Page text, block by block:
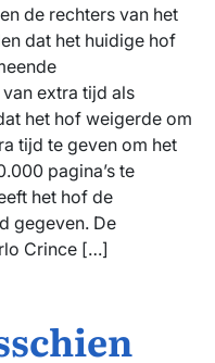
de rechters van het
dat het huidige hof
extra tijd als
het hof weigerde om
tijd te geven om het
pagina’s te
het hof de
gegeven. De
Crince […]